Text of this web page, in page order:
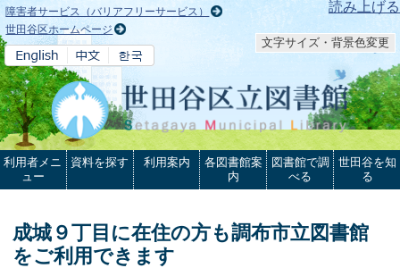
本文へ 読み上げる
障害者サービス（バリアフリーサービス）
世田谷区ホームページ
文字サイズ・背景色変更
利用者メニ
ュー
資料を探す 利用案内
各図書館案
内
図書館で調
べる
世田谷を知
る
成城９丁目に在住の方も調布市立図書館
をご利用できます